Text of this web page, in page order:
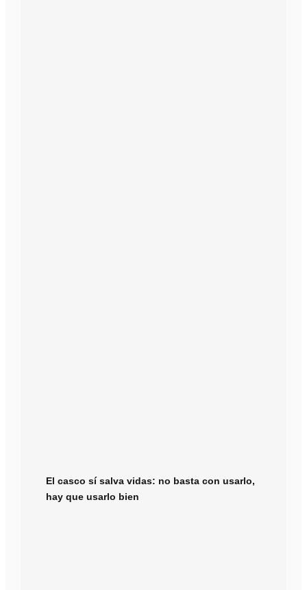
El casco sí salva vidas: no basta con usarlo,
hay que usarlo bien